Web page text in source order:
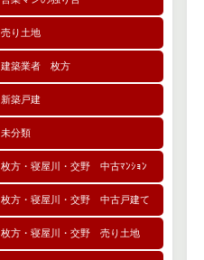
売り土地
建築業者 枚方
新築戸建
未分類
枚方・寝屋川・交野 中古ﾏﾝｼｮﾝ
枚方・寝屋川・交野 中古戸建て
枚方・寝屋川・交野 売り土地